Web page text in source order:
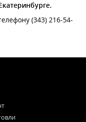
(343) 216-54-